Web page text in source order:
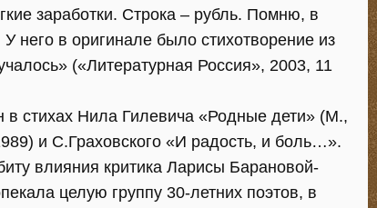
заработки. Строка – рубль. Помню, в
него в оригинале было стихотворение из
(«Литературная Россия», 2003, 11
в стихах Нила Гилевича «Родные дети» (М.,
и С.Граховского «И радость, и боль…».
влияния критика Ларисы Барановой-
целую группу 30-летних поэтов, в